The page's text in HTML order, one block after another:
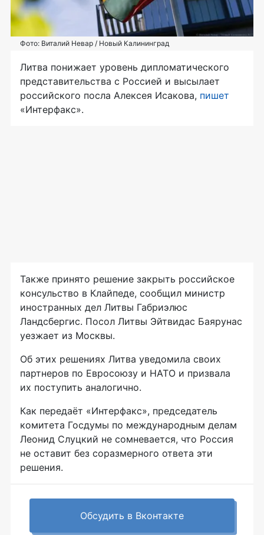
Фото: Виталий Невар / Новый Калининград
Литва понижает уровень дипломатического
представительства с Россией и высылает
российского посла Алексея Исакова, пишет
«Интерфакс».
Также принято решение закрыть российское
консульство в Клайпеде, сообщил министр
иностранных дел Литвы Габриэлюс
Ландсбергис. Посол Литвы Эйтвидас Баярунас
уезжает из Москвы.
Об этих решениях Литва уведомила своих
партнеров по Евросоюзу и НАТО и призвала
их поступить аналогично.
Как передаёт «Интерфакс», председатель
комитета Госдумы по международным делам
Леонид Слуцкий не сомневается, что Россия
не оставит без соразмерного ответа эти
решения.
Обсудить в Вконтакте